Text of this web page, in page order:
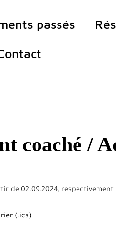
passés
coaché /
de 02.09.2024, respectivement
(.ics)